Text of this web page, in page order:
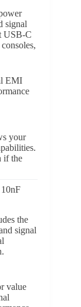
signal
USB-C
EMI
your
if the
the
signal
value